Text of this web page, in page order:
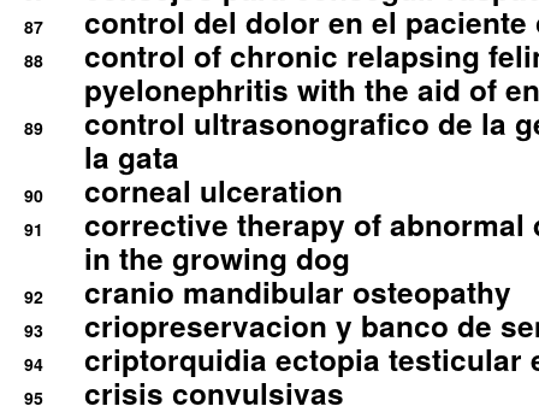
87 control del dolor en el
88
control of chronic relapsing
pyelonephritis with the aid of
89
control ultrasonografico de la
la gata
90 corneal ulceration
91
corrective therapy of abnormal
in the growing dog
92 cranio mandibular osteopathy
93 criopreservacion y banco de
94 criptorquidia ectopia testicular
95 crisis convulsivas